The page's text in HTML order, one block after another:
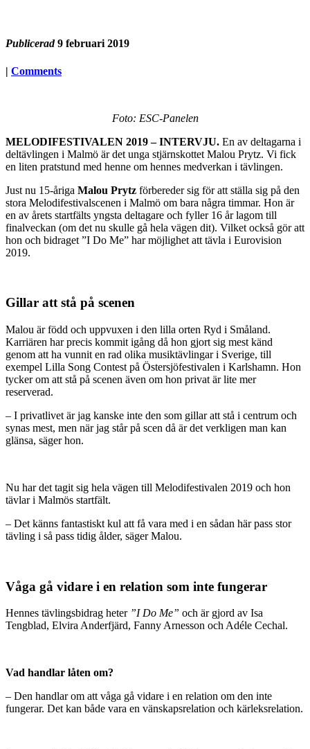
Publicerad 9 februari 2019
| Comments
Foto: ESC-Panelen
MELODIFESTIVALEN 2019 – INTERVJU. En av deltagarna i
deltävlingen i Malmö är det unga stjärnskottet Malou Prytz. Vi fick
en liten pratstund med henne om hennes medverkan i tävlingen.
Just nu 15-åriga Malou Prytz förbereder sig för att ställa sig på den
stora Melodifestivalscenen i Malmö om bara några timmar. Hon är
en av årets startfälts yngsta deltagare och fyller 16 år lagom till
finalveckan (om det nu skulle gå hela vägen dit). Vilket också gör att
hon och bidraget ”I Do Me” har möjlighet att tävla i Eurovision
2019.
Gillar att stå på scenen
Malou är född och uppvuxen i den lilla orten Ryd i Småland.
Karriären har precis kommit igång då hon gjort sig mest känd
genom att ha vunnit en rad olika musiktävlingar i Sverige, till
exempel Lilla Song Contest på Östersjöfestivalen i Karlshamn. Hon
tycker om att stå på scenen även om hon privat är lite mer
reserverad.
– I privatlivet är jag kanske inte den som gillar att stå i centrum och
synas mest, men när jag står på scen då är det verkligen man kan
glänsa, säger hon.
Nu har det tagit sig hela vägen till Melodifestivalen 2019 och hon
tävlar i Malmös startfält.
– Det känns fantastiskt kul att få vara med i en sådan här pass stor
tävling i så pass tidig ålder, säger Malou.
Våga gå vidare i en relation som inte fungerar
Hennes tävlingsbidrag heter”I Do Me” och är gjord av Isa
Tengblad, Elvira Anderfjärd, Fanny Arnesson och Adéle Cechal.
Vad handlar låten om?
– Den handlar om att våga gå vidare i en relation om den inte
fungerar. Det kan både vara en vänskapsrelation och kärleksrelation.